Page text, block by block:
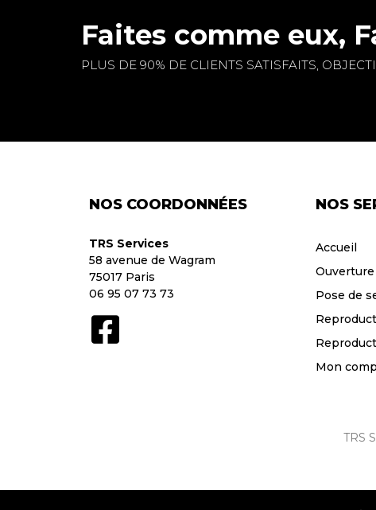
Faites comme eux,
PLUS DE 90% DE CLIENTS SATISFAITS,
NOS COORDONNÉES
TRS Services
58 avenue de Wagram
75017 Paris
06 95 07 73 73
NOS
Accueil
Pose de
Mon
TRS